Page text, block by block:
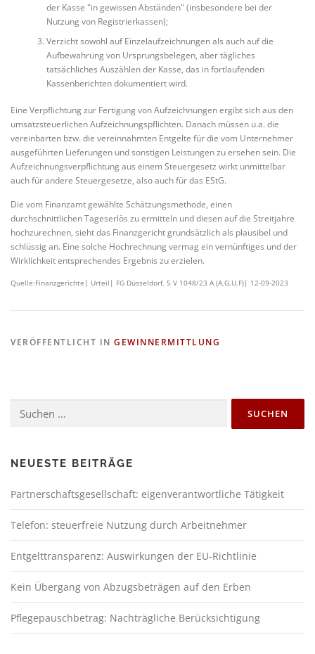
der Kasse "in gewissen Abständen" (insbesondere bei der
Nutzung von Registrierkassen);
Verzicht sowohl auf Einzelaufzeichnungen als auch auf die
Aufbewahrung von Ursprungsbelegen, aber tägliches
tatsächliches Auszählen der Kasse, das in fortlaufenden
Kassenberichten dokumentiert wird.
Eine Verpflichtung zur Fertigung von Aufzeichnungen ergibt sich aus den
umsatzsteuerlichen Aufzeichnungspflichten. Danach müssen u.a. die
vereinbarten bzw. die vereinnahmten Entgelte für die vom Unternehmer
ausgeführten Lieferungen und sonstigen Leistungen zu ersehen sein. Die
Aufzeichnungsverpflichtung aus einem Steuergesetz wirkt unmittelbar
auch für andere Steuergesetze, also auch für das EStG.
Die vom Finanzamt gewählte Schätzungsmethode, einen
durchschnittlichen Tageserlös zu ermitteln und diesen auf die Streitjahre
hochzurechnen, sieht das Finanzgericht grundsätzlich als plausibel und
schlüssig an. Eine solche Hochrechnung vermag ein vernünftiges und der
Wirklichkeit entsprechendes Ergebnis zu erzielen.
Quelle:Finanzgerichte| Urteil| FG Düsseldorf, 5 V 1048/23 A (A,G,U,F)| 12-09-2023
VERÖFFENTLICHT IN GEWINNERMITTLUNG
NEUESTE BEITRÄGE
Partnerschaftsgesellschaft: eigenverantwortliche Tätigkeit
Telefon: steuerfreie Nutzung durch Arbeitnehmer
Entgelttransparenz: Auswirkungen der EU-Richtlinie
Kein Übergang von Abzugsbeträgen auf den Erben
Pflegepauschbetrag: Nachträgliche Berücksichtigung